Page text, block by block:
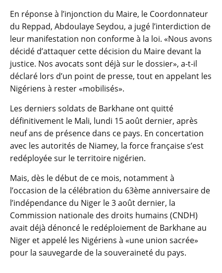
En réponse à l’injonction du Maire, le Coordonnateur
du Reppad, Abdoulaye Seydou, a jugé l’interdiction de
leur manifestation non conforme à la loi. «Nous avons
décidé d’attaquer cette décision du Maire devant la
justice. Nos avocats sont déjà sur le dossier», a-t-il
déclaré lors d’un point de presse, tout en appelant les
Nigériens à rester «mobilisés».
Les derniers soldats de Barkhane ont quitté
définitivement le Mali, lundi 15 août dernier, après
neuf ans de présence dans ce pays. En concertation
avec les autorités de Niamey, la force française s’est
redéployée sur le territoire nigérien.
Mais, dès le début de ce mois, notamment à
l’occasion de la célébration du 63ème anniversaire de
l’indépendance du Niger le 3 août dernier, la
Commission nationale des droits humains (CNDH)
avait déjà dénoncé le redéploiement de Barkhane au
Niger et appelé les Nigériens à «une union sacrée»
pour la sauvegarde de la souveraineté du pays.